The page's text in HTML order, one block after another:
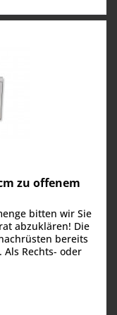
zu offenem
bitten wir Sie
abzuklären! Die
bereits
Rechts- oder